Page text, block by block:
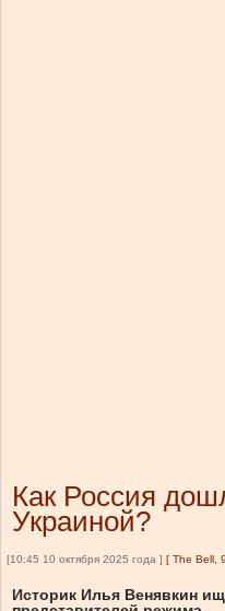
Как Россия
Украиной?
[10:45 10 октября 2025 года ] [ The Bell,
Историк Илья Венявкин